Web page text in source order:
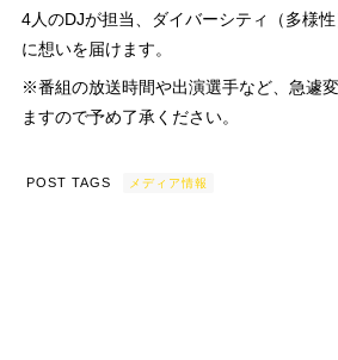
4人のDJが担当、ダイバーシティ（多様
に想いを届けます。
※番組の放送時間や出演選手など、急遽
ますので予め了承ください。
POST TAGS メディア情報